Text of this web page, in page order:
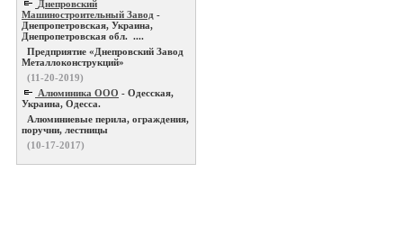
Днепровский
Машиностроительный Завод -
Днепропетровская, Украина,
Днепропетровская обл. ....
Предприятие «Днепровский Завод
Металлоконструкций»
(11-20-2019)
Алюминика ООО - Одесская,
Украина, Одесса.
Алюминиевые перила, ограждения,
поручни, лестницы
(10-17-2017)